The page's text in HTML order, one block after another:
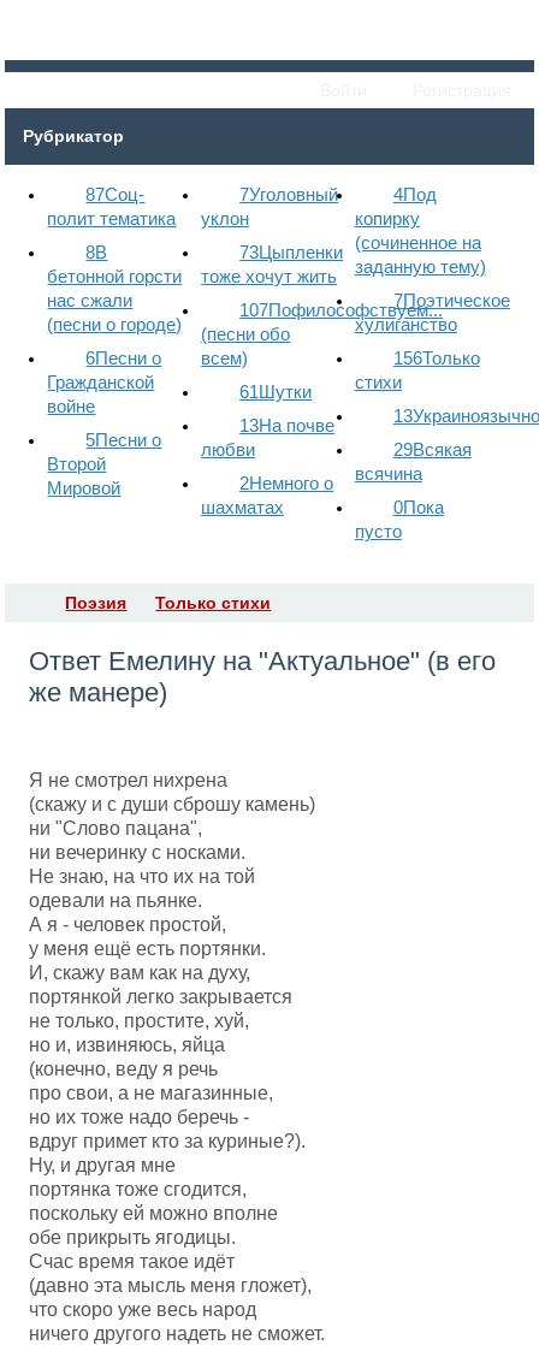
Рубрикатор
87Соц-
полит тематика
8В
бетонной горсти
нас сжали
(песни о городе)
6Песни о
Гражданской
войне
5Песни о
Второй
Мировой
7Уголовный
уклон
73Цыпленки
тоже хочут жить
107Пофилософствуем...
(песни обо
всем)
61Шутки
13На почве
любви
2Немного о
шахматах
4Под
копирку
(сочиненное на
заданную тему)
7Поэтическое
хулиганство
156Только
стихи
13
29Всякая
всячина
0Пока
пусто
Поэзия Только стихи
Ответ Емелину на "Актуальное" (в его
же манере)
Я не смотрел нихрена
(скажу и с души сброшу камень)
ни "Слово пацана",
ни вечеринку с носками.
Не знаю, на что их на той
одевали на пьянке.
А я - человек простой,
у меня ещё есть портянки.
И, скажу вам как на духу,
портянкой легко закрывается
не только, простите, хуй,
но и, извиняюсь, яйца
(конечно, веду я речь
про свои, а не магазинные,
но их тоже надо беречь -
вдруг примет кто за куриные?).
Ну, и другая мне
портянка тоже сгодится,
поскольку ей можно вполне
обе прикрыть ягодицы.
Счас время такое идёт
(давно эта мысль меня гложет),
что скоро уже весь народ
ничего другого надеть не сможет.